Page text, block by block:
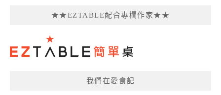
★★EZTABLE配合專欄作家★★
我們在愛食記